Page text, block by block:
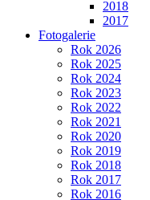
2018
2017
Fotogalerie
Rok 2026
Rok 2025
Rok 2024
Rok 2023
Rok 2022
Rok 2021
Rok 2020
Rok 2019
Rok 2018
Rok 2017
Rok 2016